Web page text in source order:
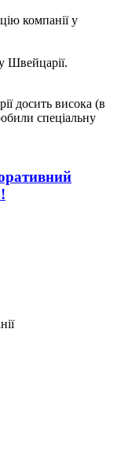
компанії у
Швейцарії.
досить висока (в
спеціальну